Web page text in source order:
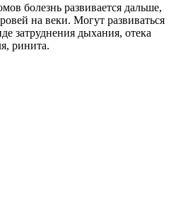
болезнь развивается дальше,
на веки. Могут развиваться
затруднения дыхания, отека
ринита.